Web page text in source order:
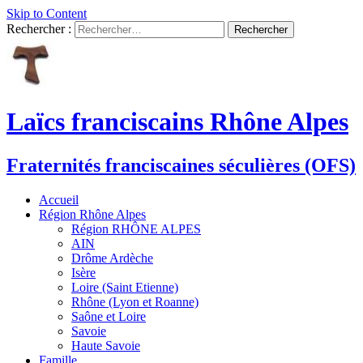
Skip to Content
Rechercher :
Laïcs franciscains Rhône Alpes
Fraternités franciscaines séculières (OFS)
Accueil
Région Rhône Alpes
Région RHÔNE ALPES
AIN
Drôme Ardèche
Isère
Loire (Saint Etienne)
Rhône (Lyon et Roanne)
Saône et Loire
Savoie
Haute Savoie
Famille